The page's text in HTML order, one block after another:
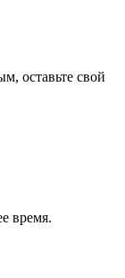
оставьте свой
время.